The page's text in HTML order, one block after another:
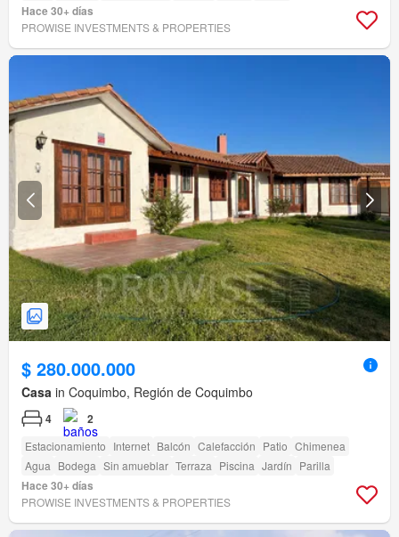
Hace 30+ días
PROWISE INVESTMENTS & PROPERTIES
$ 280.000.000
Casa in Coquimbo, Región de Coquimbo
4 2
Estacionamiento Internet Balcón Calefacción Patio Chimenea
Agua Bodega Sin amueblar Terraza Piscina Jardín Parilla
Hace 30+ días
PROWISE INVESTMENTS & PROPERTIES